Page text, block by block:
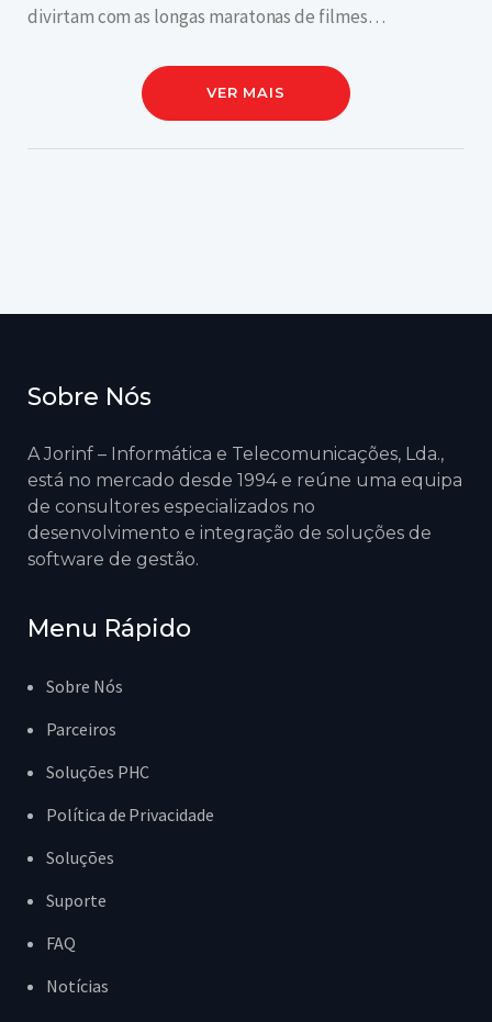
divirtam com as longas maratonas de filmes…
VER MAIS
Sobre Nós
A Jorinf – Informática e Telecomunicações, Lda.,
está no mercado desde 1994 e reúne uma equipa
de consultores especializados no
desenvolvimento e integração de soluções de
software de gestão.
Menu Rápido
Sobre Nós
Parceiros
Soluções PHC
Política de Privacidade
Soluções
Suporte
FAQ
Notícias